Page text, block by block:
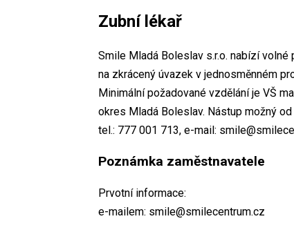
Zubní lékař
Smile Mladá Boleslav s.r.o. nabízí
na zkrácený úvazek v jednosměnném
Minimální požadované vzdělání je VŠ
okres Mladá Boleslav. Nástup možný
tel.: 777 001 713, e-mail:
Poznámka zaměstnavatele
Prvotní informace:
e-mailem: smile@smilecentrum.cz